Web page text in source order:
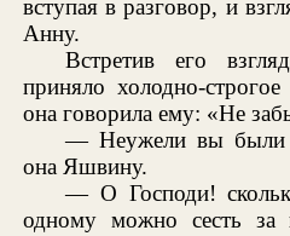
вступая в разговор, и
Анну.
Встретив его
приняло холодно-
она говорила ему: «Не
— Неужели вы были
она Яшвину.
— О Господи!
одному можно сесть